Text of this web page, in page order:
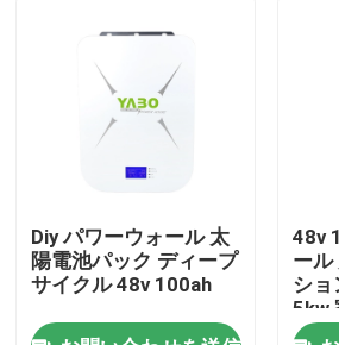
工場 ツアー
連絡 ください
Diy パワーウォール 太
陽電池パック ディープ
サイクル 48v 100ah
48v
ール
ショ
5kw
ルギ